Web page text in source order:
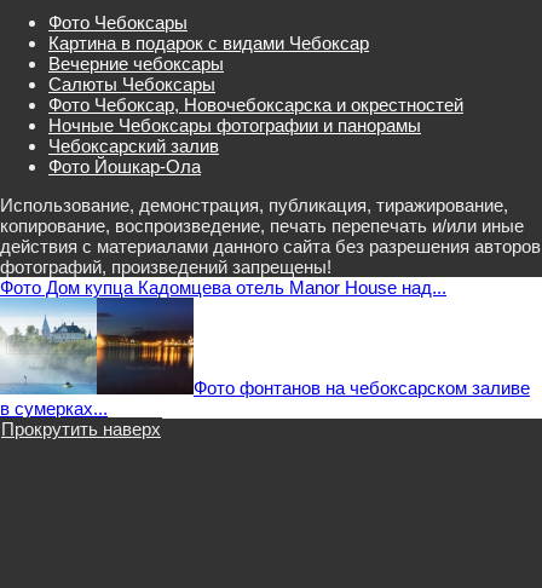
Фото Чебоксары
Картина в подарок с видами Чебоксар
Вечерние чебоксары
Салюты Чебоксары
Фото Чебоксар, Новочебоксарска и окрестностей
Ночные Чебоксары фотографии и панорамы
Чебоксарский залив
Фото Йошкар-Ола
Использование, демонстрация, публикация, тиражирование,
копирование, воспроизведение, печать перепечать и/или иные
действия с материалами данного сайта без разрешения авторов
фотографий, произведений запрещены!
Фото Дом купца Кадомцева отель Manor House над...
Фото фонтанов на чебоксарском заливе
в сумерках...
Прокрутить наверх